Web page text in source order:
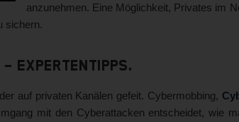
anzunehmen. Eine Möglichkeit, Privates im
sichern.
– Expertentipps.
auf privaten Kanälen gefeit. Cybermobbing,
mit den Cyberattacken entscheidet, wie